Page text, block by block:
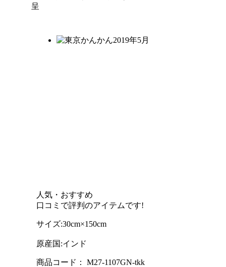
人気・おすすめ
口コミで評判のアイテムです!
サイズ:30cm×150cm
原産国:インド
商品コード： M27-1107GN-tkk